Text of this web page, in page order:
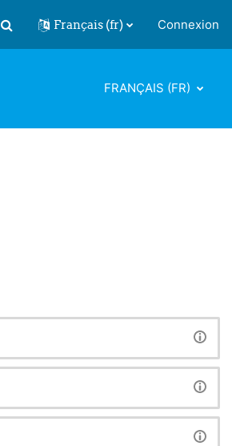
Activer/désactiver la saisie de
Français ‎(fr)‎ Connexion
FRANÇAIS ‎(FR)‎